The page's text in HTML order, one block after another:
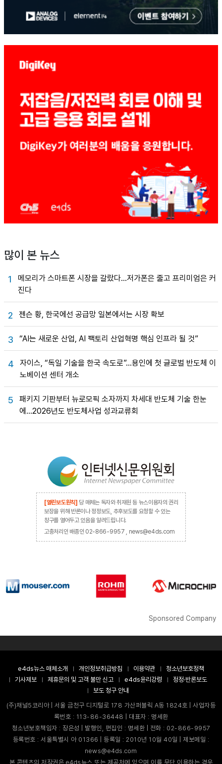
많이 본 뉴스
1
메모리가 스마트폰 시장을 갈랐다…저가폰은 줄고 프리미엄은 커
진다
2 젠슨 황, 한국에선 공급망 일본에서는 시장 확보
3 “AI는 새로운 산업, AI 팩토리 산업혁명 핵심 인프라 될 것”
4
자이스, “독일 기술을 한국 속도로”…용인에 첫 글로벌 반도체 이
노베이션 센터 개소
5
패키지 기판부터 뉴로모픽 소자까지 차세대 반도체 기술 한눈
에…2026년도 반도체사업 성과교류회
[열린보도원칙] 당 매체는 독자와 취재원 등 뉴스이용자의 권리
보장을 위해 반론이나 정정보도, 추후보도를 요청할 수 있는
창구를 열어두고 있음을 알려드립니다.
고충처리인 배종인 02-866-9957 , news@e4ds.com
Sponsored Company
e4ds뉴스 매체소개 개인정보취급방침 이용약관
청소년보호정책
기사제보
제휴문의 및 고객 불만 신고 e4ds윤리강령
정정·반론보도
보도 청구 안내
(주)채널5코리아 | 서울 금천구 디지털로 178 가산퍼블릭 A동 1824호 | 사업자등
록번호 : 113-86-36448 | 대표자 : 명세환
청소년보호책임자 : 장은성 | 발행인, 편집인 : 명세환 | 전화 : 02-866-9957
등록번호 : 서울특별시 아 01366 | 등록일 : 2010년 10월 40일 | 제보메일 :
news@e4ds.com
본 콘텐츠의 저작권은 e4ds뉴스 또는 제공처에 있으며 이를 무단 이용하는 경우